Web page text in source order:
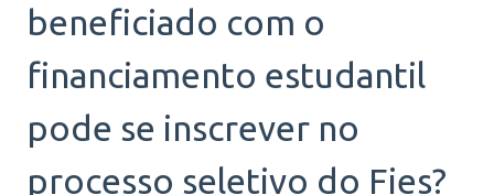
beneficiado com o
financiamento estudantil
pode se inscrever no
processo seletivo do Fies?